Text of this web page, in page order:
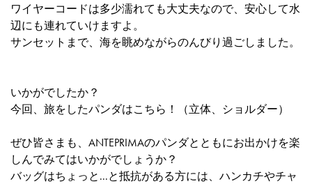
ワイヤーコードは多少濡れても大丈夫なので、安心して水
辺にも連れていけますよ。
サンセットまで、海を眺めながらのんびり過ごしました。
いかがでしたか？
今回、旅をしたパンダはこちら！（立体、 ショルダー）
ぜひ皆さまも、ANTEPRIMAのパンダとともにお出かけを楽
しんでみてはいかがでしょうか？
バッグはちょっと...と抵抗がある方には、ハンカチやチャ